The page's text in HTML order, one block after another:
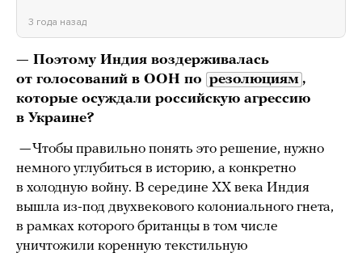
3 года назад
— Поэтому Индия воздерживалась
от голосований в ООН по резолюциям ,
которые осуждали российскую агрессию
в Украине?
— Чтобы правильно понять это решение, нужно
немного углубиться в историю, а конкретно
в холодную войну. В середине ХХ века Индия
вышла из-под двухвекового колониального гнета,
в рамках которого британцы в том числе
уничтожили коренную текстильную